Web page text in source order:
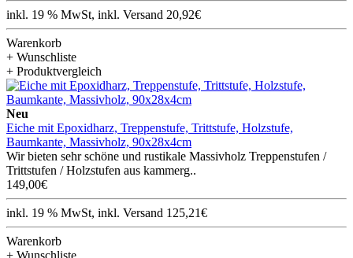
inkl. 19 % MwSt, inkl. Versand 20,92€
Warenkorb
+ Wunschliste
+ Produktvergleich
Neu
Eiche mit Epoxidharz, Treppenstufe, Trittstufe, Holzstufe,
Baumkante, Massivholz, 90x28x4cm
Wir bieten sehr schöne und rustikale Massivholz Treppenstufen /
Trittstufen / Holzstufen aus kammerg..
149,00€
inkl. 19 % MwSt, inkl. Versand 125,21€
Warenkorb
+ Wunschliste